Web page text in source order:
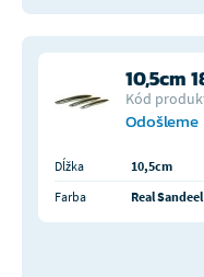
10,5cm
Kód
Dĺžka 10,5cm
Farba
Real Sandeel